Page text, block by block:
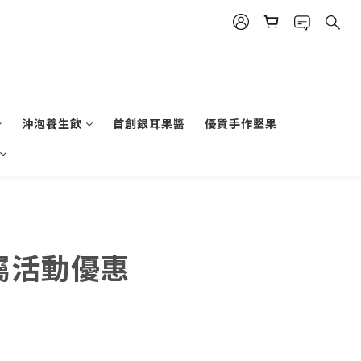
沖泡養生飲 首創銀耳果醬 優質手作堅果
動優惠